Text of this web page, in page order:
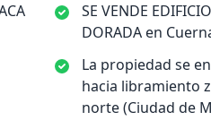
SE VENDE
DORADA en
La propiedad se
hacia libramiento
norte (Ciudad de